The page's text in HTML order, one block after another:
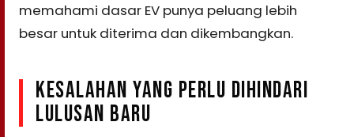
memahami dasar EV punya peluang lebih
besar untuk diterima dan dikembangkan.
KESALAHAN YANG PERLU DIHINDARI
LULUSAN BARU